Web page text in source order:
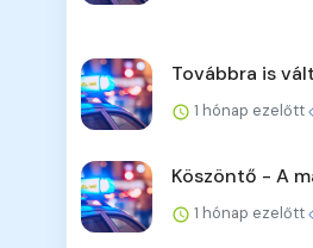
Továbbra is
1 hónap ezelőtt
Köszöntő - A
1 hónap ezelőtt